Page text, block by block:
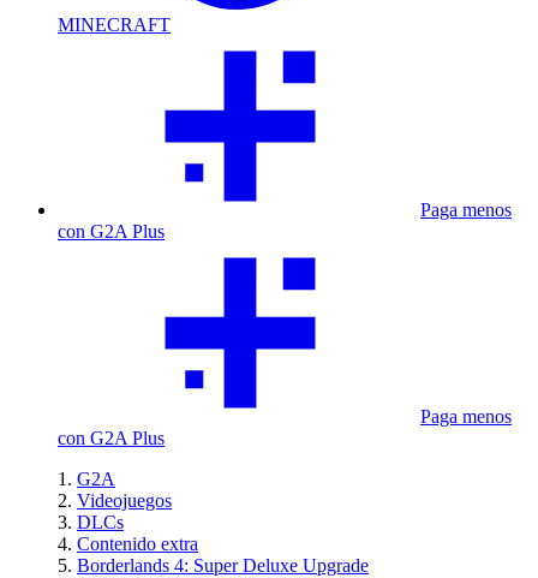
MINECRAFT
Paga menos
con G2A Plus
Paga menos
con G2A Plus
G2A
Videojuegos
DLCs
Contenido extra
Borderlands 4: Super Deluxe Upgrade